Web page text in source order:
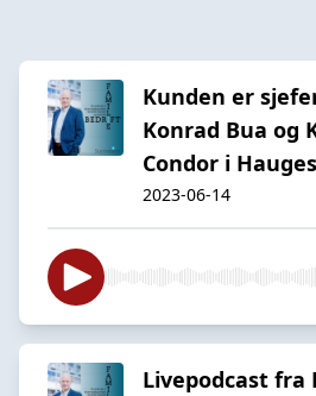
Kunden er
Konrad Bua og
Condor i
2023-06-14
Livepodcast fra